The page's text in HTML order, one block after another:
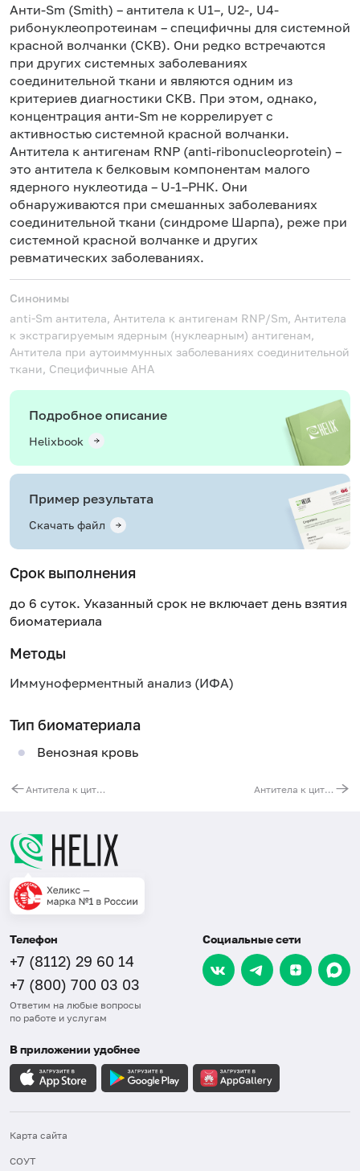
Анти-Sm (Smith) – антитела к U1–, U2-, U4-
рибонуклеопротеинам – специфичны для системной
красной волчанки (СКВ). Они редко встречаются
при других системных заболеваниях
соединительной ткани и являются одним из
критериев диагностики СКВ. При этом, однако,
концентрация анти-Sm не коррелирует с
активностью системной красной волчанки.
Антитела к антигенам RNP (anti-ribonucleoprotein) –
это антитела к белковым компонентам малого
ядерного нуклеотида – U-1–РНК. Они
обнаруживаются при смешанных заболеваниях
соединительной ткани (синдроме Шарпа), реже при
системной красной волчанке и других
ревматических заболеваниях.
Синонимы
anti-Sm антитела, Антитела к антигенам RNP/Sm, Антитела
к экстрагируемым ядерным (нуклеарным) антигенам,
Антитела при аутоиммунных заболеваниях соединительной
ткани, Специфичные АНА
Подробное описание
Helixbook
Пример результата
Скачать файл
Срок выполнения
до 6 суток. Указанный срок не включает день взятия
биоматериала
Методы
Иммуноферментный анализ (ИФА)
Тип биоматериала
Венозная кровь
Антитела к цитоплазматическому антигену SS-A(RO) (анти-Ro/SS-A) Антитела к цитоплазматическому антигену SS-B(La) (Анти-La/SS-B)
Телефон
+7 (8112) 29 60 14
+7 (800) 700 03 03
Ответим на любые вопросы
по работе и услугам
Социальные сети
В приложении удобнее
Карта сайта
СОУТ